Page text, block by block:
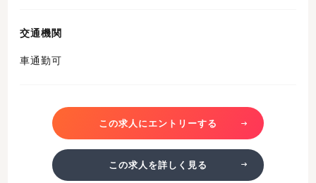
交通機関
車通勤可
この求人にエントリーする
この求人を詳しく見る